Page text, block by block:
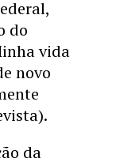
do
vida
novo
da